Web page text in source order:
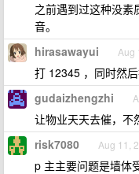
之前遇到过这种没素
音。
hirasawayui Aug
打 12345 ，同时然
gudaizhengzhi
让物业天天去催，不
risk7080 Aug 11,
p 主主要问题是墙体